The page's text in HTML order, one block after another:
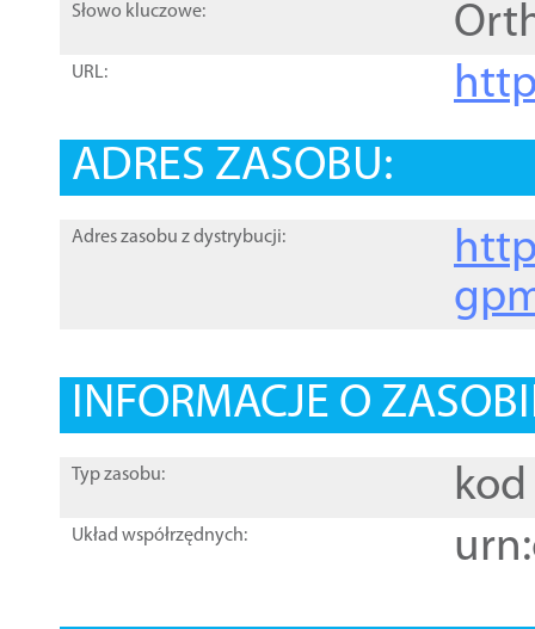
Słowo kluczowe:
URL:
ADRES ZASOBU:
Adres zasobu z dystrybucji:
INFORMACJE O
Typ zasobu: kod
Układ współrzędnych: